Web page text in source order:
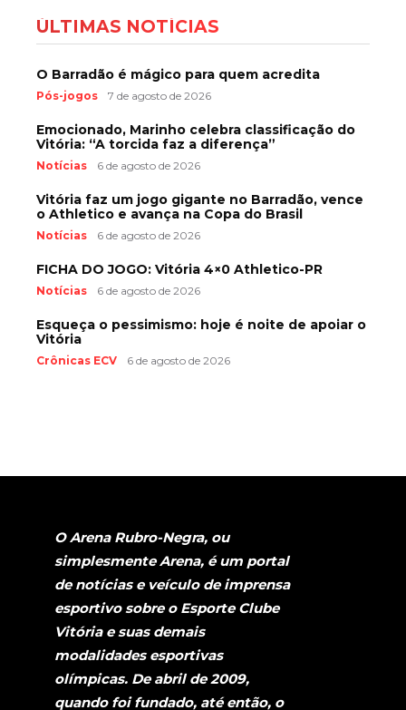
ÚLTIMAS NOTÍCIAS
O Barradão é mágico para quem acredita
Pós-jogos 7 de agosto de 2026
Emocionado, Marinho celebra classificação do
Vitória: “A torcida faz a diferença”
Notícias 6 de agosto de 2026
Vitória faz um jogo gigante no Barradão, vence
o Athletico e avança na Copa do Brasil
Notícias 6 de agosto de 2026
FICHA DO JOGO: Vitória 4×0 Athletico-PR
Notícias 6 de agosto de 2026
Esqueça o pessimismo: hoje é noite de apoiar o
Vitória
Crônicas ECV 6 de agosto de 2026
O Arena Rubro-Negra, ou
simplesmente Arena, é um portal
de notícias e veículo de imprensa
esportivo sobre o Esporte Clube
Vitória e suas demais
modalidades esportivas
olímpicas. De abril de 2009,
quando foi fundado, até então, o